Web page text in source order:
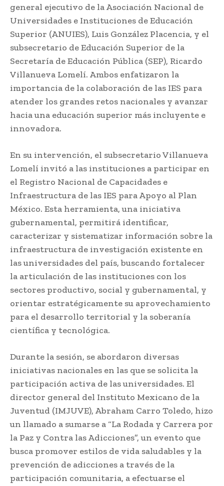
general ejecutivo de la Asociación Nacional de
Universidades e Instituciones de Educación
Superior (ANUIES), Luis González Placencia, y el
subsecretario de Educación Superior de la
Secretaría de Educación Pública (SEP), Ricardo
Villanueva Lomelí. Ambos enfatizaron la
importancia de la colaboración de las IES para
atender los grandes retos nacionales y avanzar
hacia una educación superior más incluyente e
innovadora.
En su intervención, el subsecretario Villanueva
Lomelí invitó a las instituciones a participar en
el Registro Nacional de Capacidades e
Infraestructura de las IES para Apoyo al Plan
México. Esta herramienta, una iniciativa
gubernamental, permitirá identificar,
caracterizar y sistematizar información sobre la
infraestructura de investigación existente en
las universidades del país, buscando fortalecer
la articulación de las instituciones con los
sectores productivo, social y gubernamental, y
orientar estratégicamente su aprovechamiento
para el desarrollo territorial y la soberanía
científica y tecnológica.
Durante la sesión, se abordaron diversas
iniciativas nacionales en las que se solicita la
participación activa de las universidades. El
director general del Instituto Mexicano de la
Juventud (IMJUVE), Abraham Carro Toledo, hizo
un llamado a sumarse a “La Rodada y Carrera por
la Paz y Contra las Adicciones”, un evento que
busca promover estilos de vida saludables y la
prevención de adicciones a través de la
participación comunitaria, a efectuarse el